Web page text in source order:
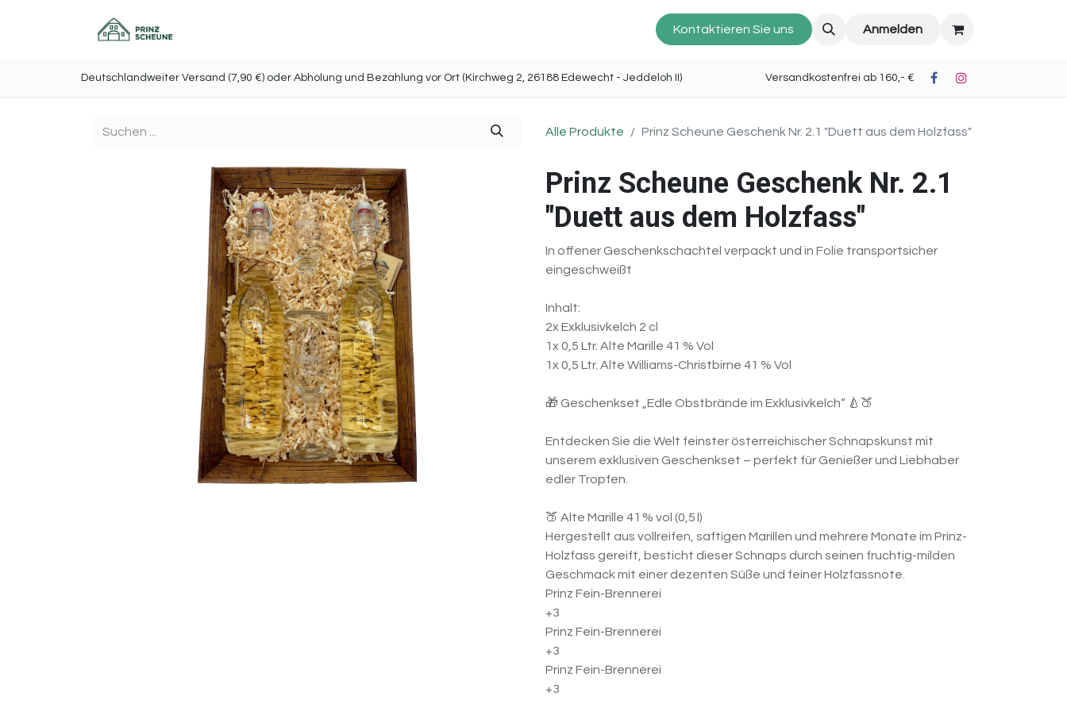
Kontaktieren Sie uns Anmelden
Deutschlandweiter Versand (7,90 €) oder Abholung und Bezahlung vor Ort (Kirchweg 2, 26188 Edewecht - Jeddeloh II) Versandkostenfrei ab 160,- €
Alle Produkte Prinz Scheune Geschenk Nr. 2.1 "Duett aus dem Holzfass"
Prinz Scheune Geschenk Nr. 2.1
"Duett aus dem Holzfass"
In offener Geschenkschachtel verpackt und in Folie transportsicher
eingeschweißt
Inhalt:
2x Exklusivkelch 2 cl
1x 0,5 Ltr. Alte Marille 41 % Vol
1x 0,5 Ltr. Alte Williams-Christbirne 41 % Vol
🎁 Geschenkset „Edle Obstbrände im Exklusivkelch“ 🍐🍑
Entdecken Sie die Welt feinster österreichischer Schnapskunst mit
unserem exklusiven Geschenkset – perfekt für Genießer und Liebhaber
edler Tropfen.
🍑 Alte Marille 41 % vol (0,5 l)
Hergestellt aus vollreifen, saftigen Marillen und mehrere Monate im Prinz-
Holzfass gereift, besticht dieser Schnaps durch seinen fruchtig-milden
Geschmack mit einer dezenten Süße und feiner Holzfassnote.
Prinz Fein-Brennerei
+3
Prinz Fein-Brennerei
+3
Prinz Fein-Brennerei
+3